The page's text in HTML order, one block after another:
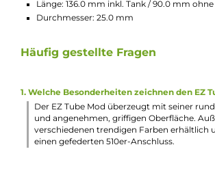
des Tube Mods zu Anzeige von
Zugdauer
Standard 510er-Anschluss für
Durchmesser
Material: Edelstahl & Borosilikatglas
4.0 ml Tankvolumen
Top-Fill
Top-Cap mit Bajonett-Verschluss